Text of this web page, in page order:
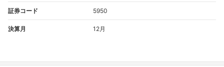
証券コード 5950
決算月 12月